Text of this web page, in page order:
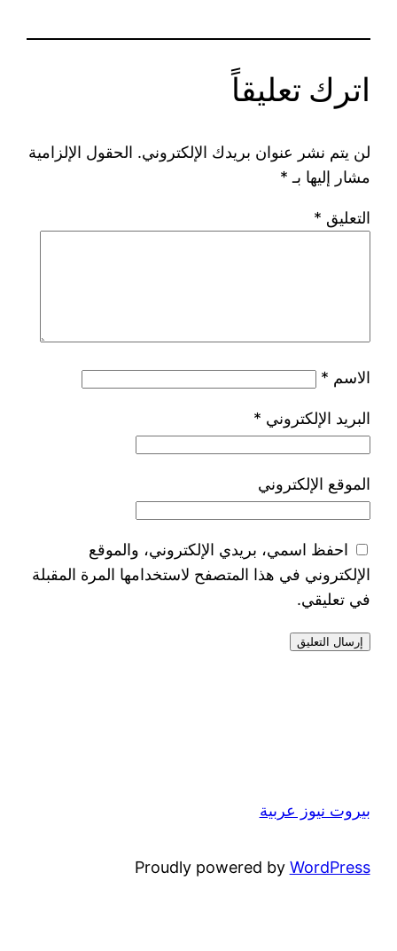
اترك تعليقاً
لن يتم نشر عنوان بريدك الإلكتروني. الحقول الإلزامية
مشار إليها بـ *
التعليق *
الاسم *
البريد الإلكتروني *
الموقع الإلكتروني
احفظ اسمي، بريدي الإلكتروني، والموقع
الإلكتروني في هذا المتصفح لاستخدامها المرة المقبلة
في تعليقي.
بيروت نيوز عربية
Proudly powered by WordPress